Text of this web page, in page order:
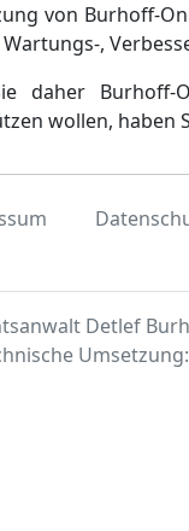
von Burhoff-
,
daher Burhoff-
wollen, haben
Detlef
Umsetzung: